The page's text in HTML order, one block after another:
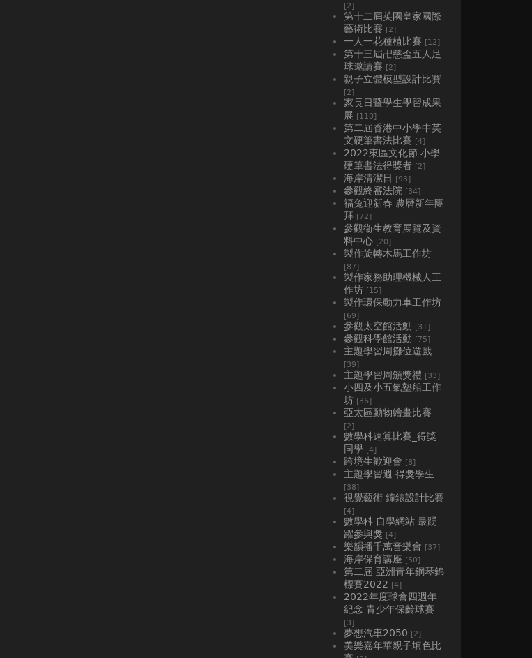
[2]
第十二屆英國皇家國際
藝術比賽 [2]
一人一花種植比賽 [12]
第十三屆卍慈盃五人足
球邀請賽 [2]
親子立體模型設計比賽
[2]
家長日暨學生學習成果
展 [110]
第二屆香港中小學中英
文硬筆書法比賽 [4]
2022東區文化節 小學
硬筆書法得獎者 [2]
海岸清潔日 [93]
參觀終審法院 [34]
福兔迎新春 農曆新年團
拜 [72]
參觀衞生教育展覽及資
料中心 [20]
製作旋轉木馬工作坊
[87]
製作家務助理機械人工
作坊 [15]
製作環保動力車工作坊
[69]
參觀太空館活動 [31]
參觀科學館活動 [75]
主題學習周攤位遊戲
[39]
主題學習周頒獎禮 [33]
小四及小五氣墊船工作
坊 [36]
亞太區動物繪畫比賽
[2]
數學科速算比賽_得獎
同學 [4]
跨境生歡迎會 [8]
主題學習週 得獎學生
[38]
視覺藝術 鐘錶設計比賽
[4]
數學科 自學網站 最踴
躍參與獎 [4]
樂韻播千萬音樂會 [37]
海岸保育講座 [50]
第二屆 亞洲青年鋼琴錦
標賽2022 [4]
2022年度球會四週年
紀念 青少年保齡球賽
[3]
夢想汽車2050 [2]
美樂嘉年華親子填色比